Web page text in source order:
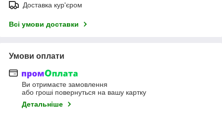
Доставка кур'єром
Всі умови доставки
Умови оплати
Ви отримаєте замовлення
або гроші повернуться на вашу картку
Детальніше